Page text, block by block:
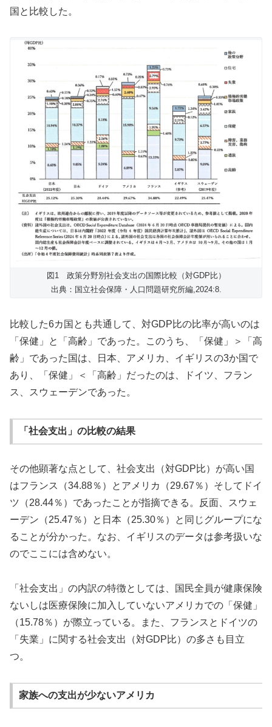
国と比較した。
図1 政策分野別社会支出の国際比較（対GDP比）
出典：国立社会保障・人口問題研究所編,2024:8.
比較した6カ国とも共通して、対GDP比の比率が高いのは
「保健」と「高齢」であった。このうち、「保健」＞「高
齢」であった国は、日本、アメリカ、イギリスの3か国で
あり、「保健」＜「高齢」だったのは、ドイツ、フラン
ス、スウェーデンであった。
「社会支出」の比較の結果
その他顕著な点として、社会支出（対GDP比）が高い国
はフランス（34.88％）とアメリカ（29.67％）そしてドイ
ツ（28.44％）であったことが指摘できる。反面、スウェ
ーデン（25.47％）と日本（25.30％）と同じグループにな
ることが分かった。なお、イギリスのデータは参考扱いな
のでここには含めない。
「社会支出」の内訳の特徴としては、国民全員が健康保険
ないしは医療保険に加入していないアメリカでの「保健」
（15.78％）が際立っている。また、フランスとドイツの
「失業」に関する社会支出（対GDP比）の多さも目立
つ。
家族への支出が少ないアメリカ